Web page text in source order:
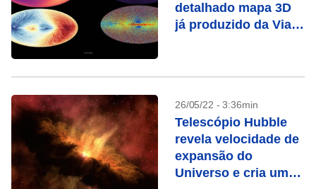
detalhado mapa 3D
já produzido da Via
26/05/22 - 3:36min
Telescópio Hubble
revela velocidade de
expansão do
Universo e cria um